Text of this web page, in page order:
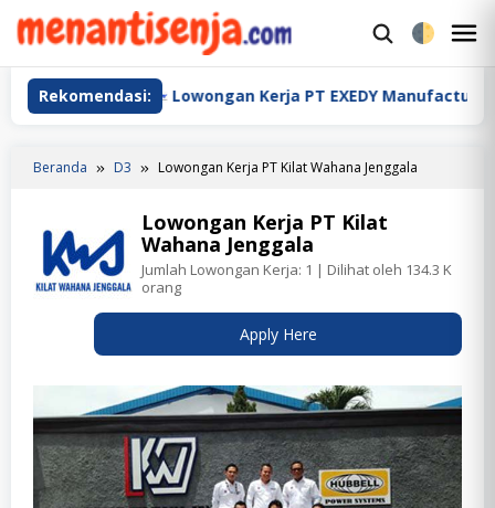
Rekomendasi:Lowongan Kerja PT EXEDY Manufacturing
Beranda D3 Lowongan Kerja PT Kilat Wahana Jenggala
Lowongan Kerja PT Kilat
Wahana Jenggala
Jumlah Lowongan Kerja: 1 | Dilihat oleh 134.3 K
orang
Apply Here